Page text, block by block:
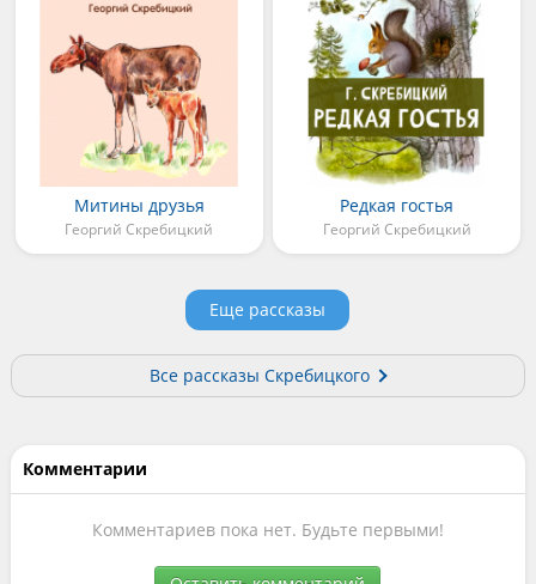
Митины друзья
Георгий Скребицкий
Редкая гостья
Георгий Скребицкий
Еще рассказы
Все рассказы Скребицкого
Комментарии
Комментариев пока нет. Будьте первыми!